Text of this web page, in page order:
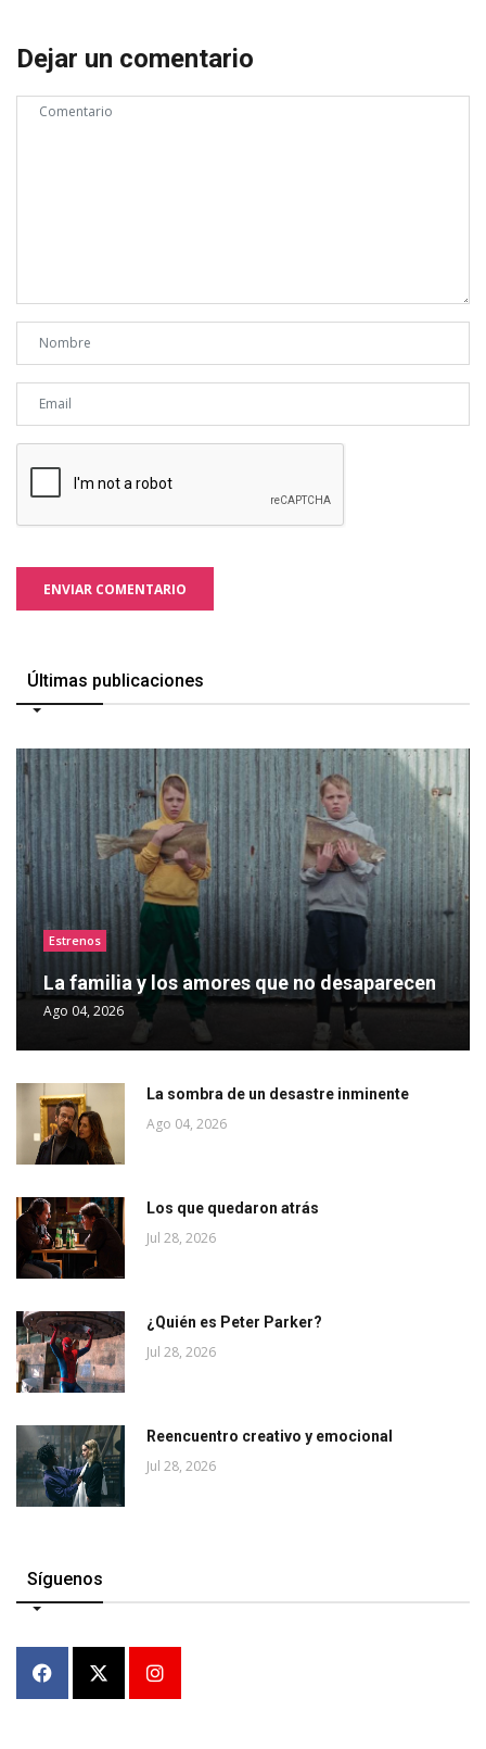
Dejar un comentario
ENVIAR COMENTARIO
Últimas publicaciones
Estrenos
La familia y los amores que no desaparecen
Ago 04, 2026
La sombra de un desastre inminente
Ago 04, 2026
Los que quedaron atrás
Jul 28, 2026
¿Quién es Peter Parker?
Jul 28, 2026
Reencuentro creativo y emocional
Jul 28, 2026
Síguenos